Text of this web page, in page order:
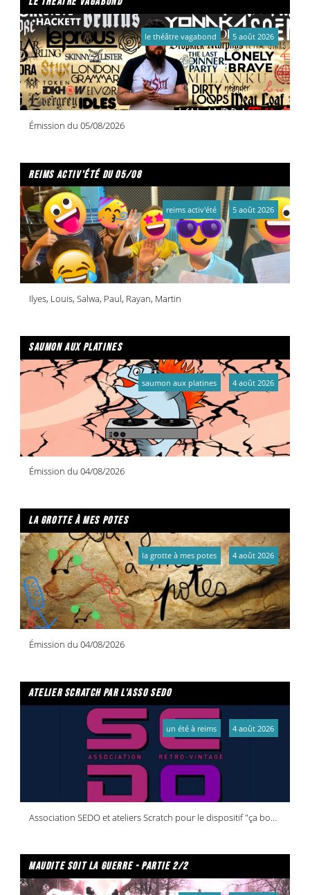
Émission du 05/08/2026
le théâtre vagabond 5 août 2026
reims activ'été du 05/08
Ilyes, Louis, Salwa, Paul, Rayan, Martin
reims activ'été 5 août 2026
saumon aux platines
Émission du 04/08/2026
saumon aux platines 4 août 2026
la grotte à mes potes
Émission du 04/08/2026
la grotte à mes potes 4 août 2026
atelier scratch par l'asso sedo
Association SEDO et ateliers Scratch pour le dispositif "ça bouge dans vos quartiers !"
un été à reims 4 août 2026
maudite soit la guerre - partie 2/2